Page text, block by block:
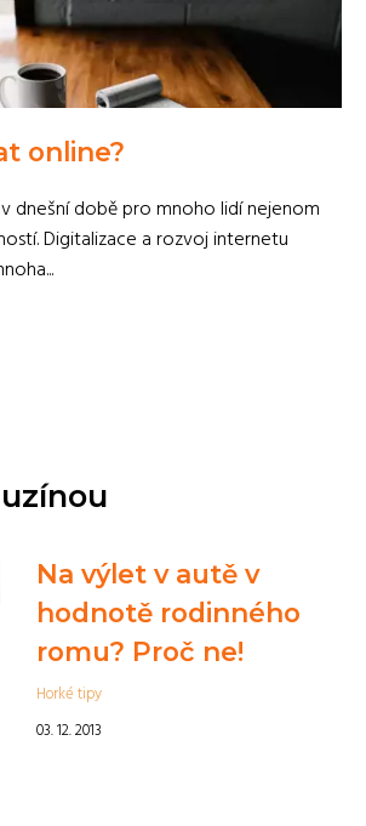
online?
dnešní době pro mnoho lidí nejenom
Digitalizace a rozvoj internetu
Na výlet v autě v
hodnotě rodinného
romu? Proč ne!
Horké tipy
03. 12. 2013